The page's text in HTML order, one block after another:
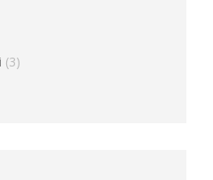
(3)